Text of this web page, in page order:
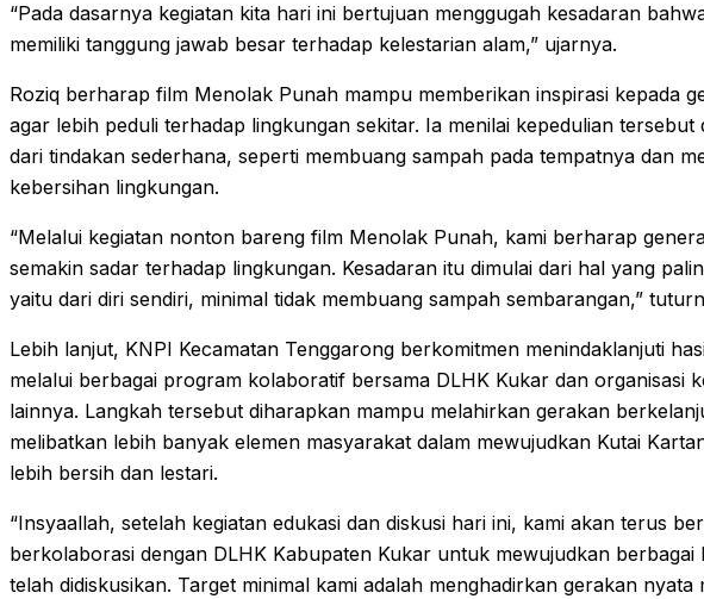
“Pada dasarnya kegiatan kita hari ini bertujuan menggugah kesadaran
memiliki tanggung jawab besar terhadap kelestarian alam,” ujarnya.
Roziq berharap film Menolak Punah mampu memberikan inspirasi kepada
agar lebih peduli terhadap lingkungan sekitar. Ia menilai kepedulian tersebut
dari tindakan sederhana, seperti membuang sampah pada tempatnya dan
kebersihan lingkungan.
“Melalui kegiatan nonton bareng film Menolak Punah, kami berharap
semakin sadar terhadap lingkungan. Kesadaran itu dimulai dari hal yang
yaitu dari diri sendiri, minimal tidak membuang sampah sembarangan,”
Lebih lanjut, KNPI Kecamatan Tenggarong berkomitmen menindaklanjuti
melalui berbagai program kolaboratif bersama DLHK Kukar dan organisasi
lainnya. Langkah tersebut diharapkan mampu melahirkan gerakan
melibatkan lebih banyak elemen masyarakat dalam mewujudkan Kutai
lebih bersih dan lestari.
“Insyaallah, setelah kegiatan edukasi dan diskusi hari ini, kami akan terus
berkolaborasi dengan DLHK Kabupaten Kukar untuk mewujudkan berbagai
telah didiskusikan. Target minimal kami adalah menghadirkan gerakan nyata